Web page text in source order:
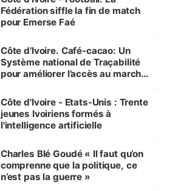
Fédération siffle la fin de match
pour Emerse Faé
Côte d’Ivoire. Café-cacao: Un
Système national de Traçabilité
pour améliorer l’accès au marché
Côte d'Ivoire - Etats-Unis : Trente
jeunes Ivoiriens formés à
l'intelligence artificielle
Charles Blé Goudé « Il faut qu’on
comprenne que la politique, ce
n’est pas la guerre »